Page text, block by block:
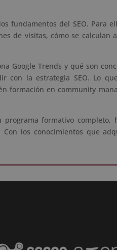
fundamentos del SEO. Para
de visitas, cómo se
Google Trends y qué son
con la estrategia SEO. Lo
formación en community
formativo
los conocimientos que